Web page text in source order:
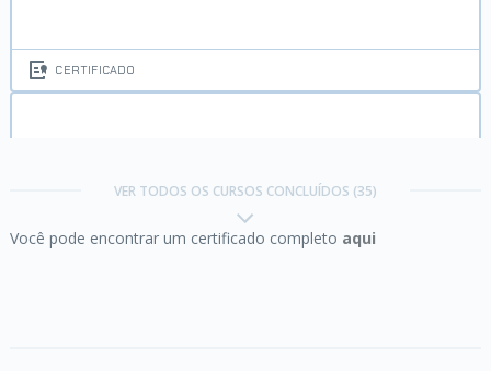
Carreira Desenvolvedor
Concluído em 14/03/2018
CERTIFICADO
VER TODOS OS CURSOS CONCLUÍDOS (35)
Você pode encontrar um certificado completo aqui